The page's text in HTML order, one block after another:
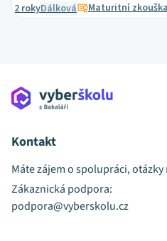
2 rokyDálková Maturitní
Kontakt
Máte zájem o spolupráci,
Zákaznická podpora:
podpora@vyberskolu.cz